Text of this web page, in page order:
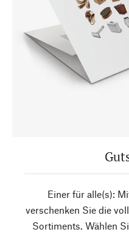
Einer für alle(s):
verschenken Sie die
Sortiments. Wählen